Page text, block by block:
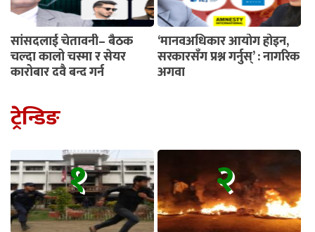
सांसदलाई चेतावनी– बैठक
चल्दा कालो चस्मा र सेयर
कारोबार दुवै बन्द गर्नू
‘मानवअधिकार आयोग होइन,
सरकारसँग प्रश्न गर्नुस्’ : नागरिक
अगुवा
ट्रेन्डिङ
१ २